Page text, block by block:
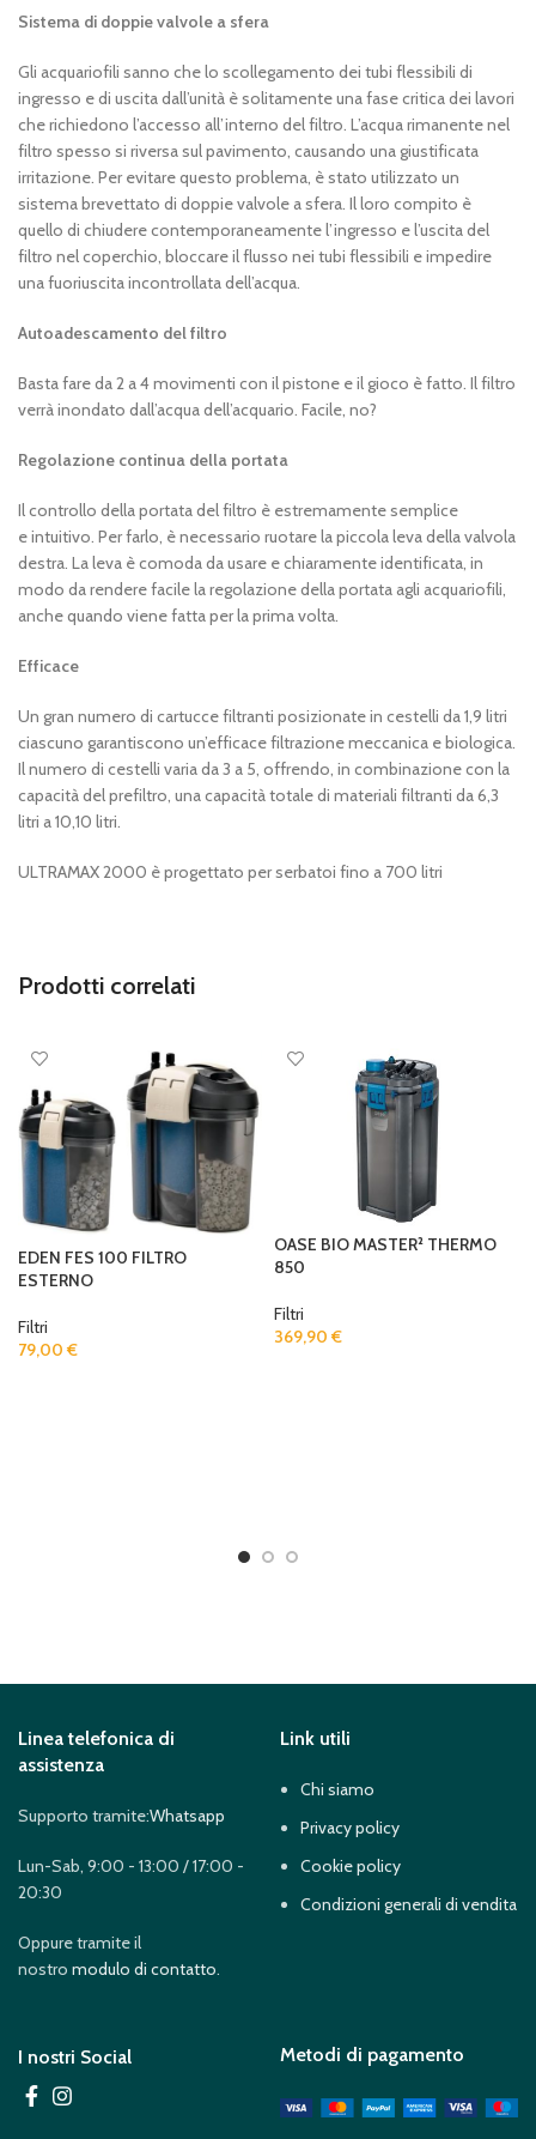
Sistema di doppie valvole a sfera
Gli acquariofili sanno che lo scollegamento dei tubi flessibili di
ingresso e di uscita dall’unità è solitamente una fase critica dei lavori
che richiedono l’accesso all’interno del filtro. L’acqua rimanente nel
filtro spesso si riversa sul pavimento, causando una giustificata
irritazione. Per evitare questo problema, è stato utilizzato un
sistema brevettato di doppie valvole a sfera. Il loro compito è
quello di chiudere contemporaneamente l’ingresso e l’uscita del
filtro nel coperchio, bloccare il flusso nei tubi flessibili e impedire
una fuoriuscita incontrollata dell’acqua.
Autoadescamento del filtro
Basta fare da 2 a 4 movimenti con il pistone e il gioco è fatto. Il filtro
verrà inondato dall’acqua dell’acquario. Facile, no?
Regolazione continua della portata
Il controllo della portata del filtro è estremamente semplice
e intuitivo. Per farlo, è necessario ruotare la piccola leva della valvola
destra. La leva è comoda da usare e chiaramente identificata, in
modo da rendere facile la regolazione della portata agli acquariofili,
anche quando viene fatta per la prima volta.
Efficace
Un gran numero di cartucce filtranti posizionate in cestelli da 1,9 litri
ciascuno garantiscono un’efficace filtrazione meccanica e biologica.
Il numero di cestelli varia da 3 a 5, offrendo, in combinazione con la
capacità del prefiltro, una capacità totale di materiali filtranti da 6,3
litri a 10,10 litri.
ULTRAMAX 2000 è progettato per serbatoi fino a 700 litri
Prodotti correlati
EDEN FES 100 FILTRO
ESTERNO
Filtri
79,00 €
OASE BIO MASTER² THERMO
850
Filtri
369,90 €
Linea telefonica di
assistenza
Supporto tramite:Whatsapp
Lun-Sab, 9:00 - 13:00 / 17:00 -
20:30
Oppure tramite il
nostromodulo di contatto.
Link utili
Chi siamo
Privacy policy
Cookie policy
Condizioni generali di vendita
I nostri Social Metodi di pagamento